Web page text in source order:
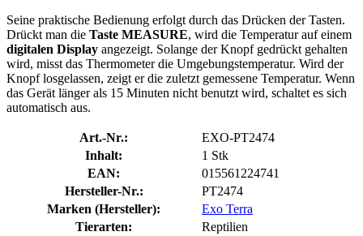
Seine praktische Bedienung erfolgt durch das Drücken der Tasten.
Drückt man die Taste MEASURE, wird die Temperatur auf einem
digitalen Display angezeigt. Solange der Knopf gedrückt gehalten
wird, misst das Thermometer die Umgebungstemperatur. Wird der
Knopf losgelassen, zeigt er die zuletzt gemessene Temperatur. Wenn
das Gerät länger als 15 Minuten nicht benutzt wird, schaltet es sich
automatisch aus.
Art.-Nr.:
EXO-PT2474
Inhalt:
1 Stk
EAN:
015561224741
Hersteller-Nr.:
PT2474
Marken (Hersteller):
Exo Terra
Tierarten:
Reptilien